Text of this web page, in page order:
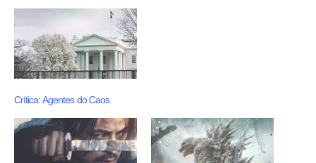
Crítica: Agentes do Caos